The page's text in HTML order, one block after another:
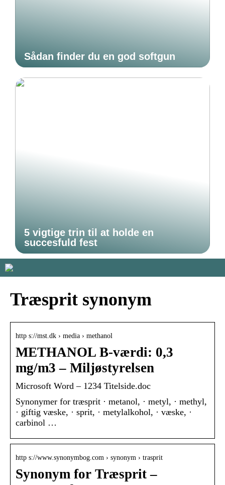
Sådan finder du en god softgun
5 vigtige trin til at holde en
succesfuld fest
Træsprit synonym
http s://mst.dk › media › methanol
METHANOL B-værdi: 0,3
mg/m3 – Miljøstyrelsen
Microsoft Word – 1234 Titelside.doc
Synonymer for træsprit · metanol, · metyl, · methyl,
· giftig væske, · sprit, · metylalkohol, · væske, ·
carbinol …
http s://www.synonymbog.com › synonym › trasprit
Synonym for Træsprit –